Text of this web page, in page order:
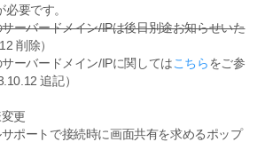
要です。
ーバードメイン/IPは後日別途お知らせいた
削除）
ーバードメイン/IPに関してはこちらをご参
追記）
更
サポートで接続時に画面共有を求めるポップ